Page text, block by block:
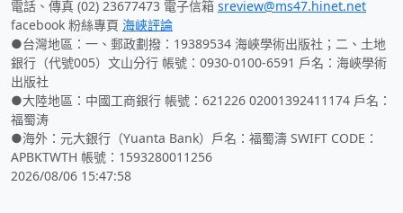
電話、傳真 (02) 23677473 電子信箱 sreview@ms47.hinet.net
facebook 粉絲專頁 海峽評論
●台灣地區：一、郵政劃撥：19389534 海峽學術出版社；二、土地
銀行（代號005）文山分行 帳號：0930-0100-6591 戶名：海峽學術
出版社
●大陸地區：中國工商銀行 帳號：621226 02001392411174 戶名：
福蜀涛
●海外：元大銀行（Yuanta Bank）戶名：福蜀濤 SWIFT CODE：
APBKTWTH 帳號：1593280011256
2026/08/06 15:47:58